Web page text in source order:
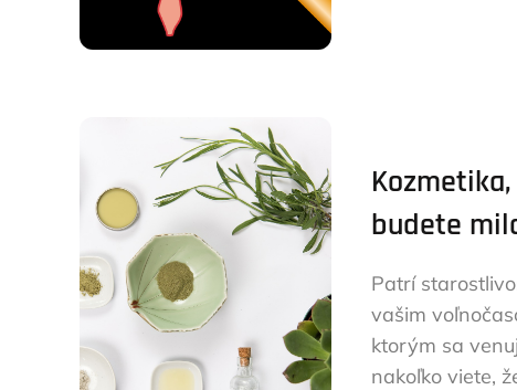
budete
Patrí
vašim
ktorým sa
nakoľko viete,